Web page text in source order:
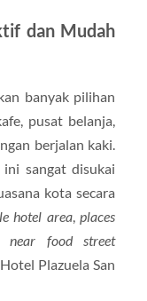
dan Mudah
banyak pilihan
pusat belanja,
berjalan kaki.
sangat disukai
kota secara
hotel area, places
near food street
Plazuela San